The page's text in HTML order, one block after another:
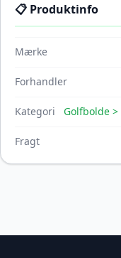
📋 Produktinfo
Mærke
Forhandler
Kategori Golfbolde
Fragt